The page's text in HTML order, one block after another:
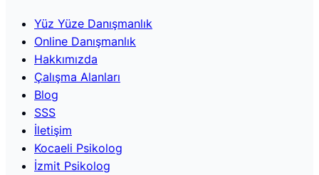
Yüz Yüze Danışmanlık
Online Danışmanlık
Hakkımızda
Çalışma Alanları
Blog
SSS
İletişim
Kocaeli Psikolog
İzmit Psikolog